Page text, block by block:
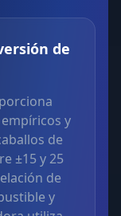
de
y
de
±15 y 25
de
y